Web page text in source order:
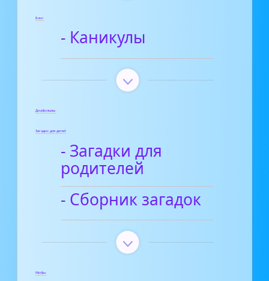
Блог
- Каникулы
Диафильмы
Загадки для детей
- Загадки для
родителей
- Сборник загадок
Мифы